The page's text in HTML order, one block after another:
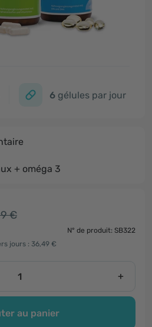
6gélules par jour
+ oméga 3
€
N° de produit: SB322
jours : 36,49 €
+
au panier